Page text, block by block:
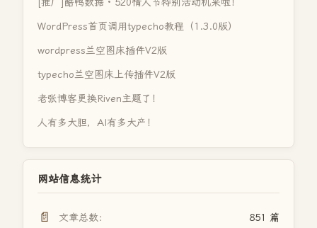
WordPress首页调用typecho教程（1.3.0版）
wordpress兰空图床插件V2版
typecho兰空图床上传插件V2版
老张博客更换Riven主题了！
人有多大胆，AI有多大产！
网站信息统计
📄 文章总数： 851 篇